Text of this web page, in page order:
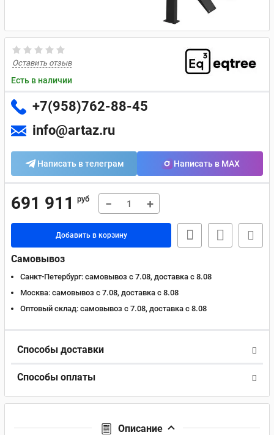
Оставить отзыв
Есть в наличии
+7(958)762-88-45
info@artaz.ru
Написать в телеграм Написать в MAX
691 911 руб − +
Добавить в корзину
Самовывоз
Санкт-Петербург: самовывоз с 7.08, доставка c 8.08
Москва: самовывоз с 7.08, доставка c 8.08
Оптовый склад: самовывоз с 7.08, доставка c 8.08
Способы доставки
Способы оплаты
Описание